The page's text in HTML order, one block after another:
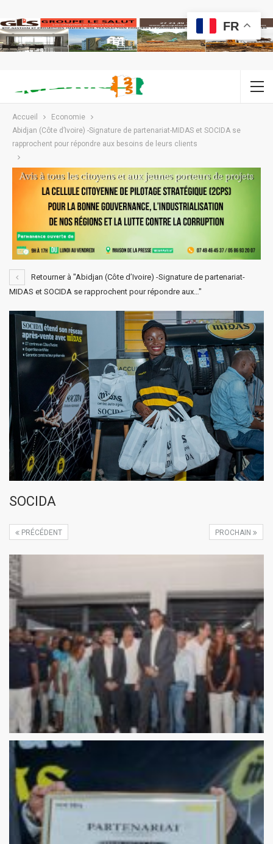
Accueil
Economie
Abidjan (Côte d’Ivoire) -Signature de partenariat-MIDAS et SOCIDA se
rapprochent pour répondre aux besoins de leurs clients
Retourner à "Abidjan (Côte d’Ivoire) -Signature de partenariat-
MIDAS et SOCIDA se rapprochent pour répondre aux…"
SOCIDA
PROCHAIN
PRÉCÉDENT
FR